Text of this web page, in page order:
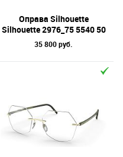
Оправа Silhouette
Silhouette 2976_75 5540 50
35 800 руб.